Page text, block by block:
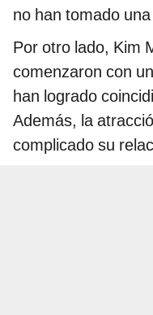
no han tomado
Por otro lado, Kim
comenzaron con
han logrado
Además, la
complicado su